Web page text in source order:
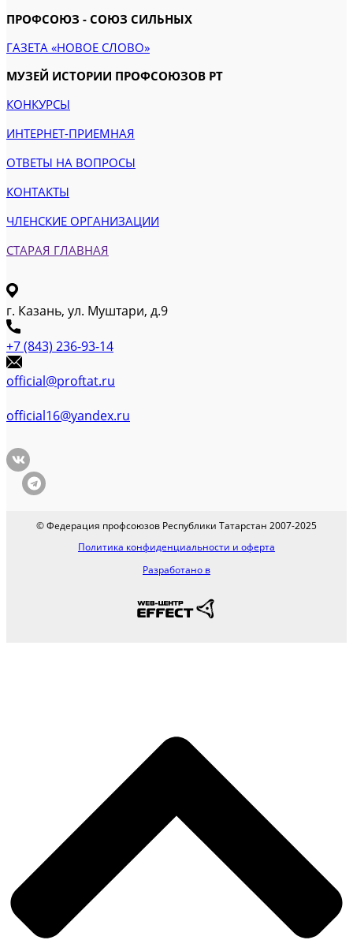
ПРОФСОЮЗ - СОЮЗ СИЛЬНЫХ
ГАЗЕТА «НОВОЕ СЛОВО»
МУЗЕЙ ИСТОРИИ ПРОФСОЮЗОВ РТ
КОНКУРСЫ
ИНТЕРНЕТ-ПРИЕМНАЯ
ОТВЕТЫ НА ВОПРОСЫ
КОНТАКТЫ
ЧЛЕНСКИЕ ОРГАНИЗАЦИИ
СТАРАЯ ГЛАВНАЯ
г. Казань, ул. Муштари, д.9
+7 (843) 236-93-14
official@proftat.ru
official16@yandex.ru
© Федерация профсоюзов Республики Татарстан 2007-2025
Политика конфиденциальности и оферта
Разработано в